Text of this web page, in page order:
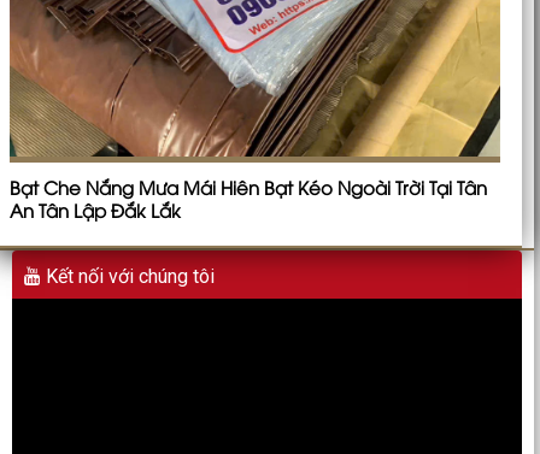
Bạt Che Nắng Mưa Mái Hiên Bạt Kéo Ngoài Trời Tại Tân
An Tân Lập Đắk Lắk
Kết nối với chúng tôi